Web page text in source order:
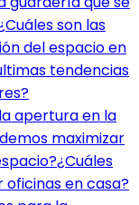
son las
del espacio en
tendencias
apertura en la
maximizar
¿Cuáles
en casa?